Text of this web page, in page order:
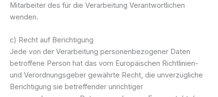
Mitarbeiter des für die Verarbeitung Verantwortlichen
wenden.
c) Recht auf Berichtigung
Jede von der Verarbeitung personenbezogener Daten
betroffene Person hat das vom Europäischen Richtlinien-
und Verordnungsgeber gewährte Recht, die unverzügliche
Berichtigung sie betreffender unrichtiger